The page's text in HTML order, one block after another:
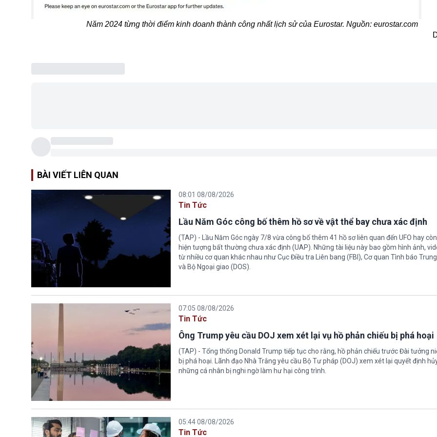
Năm 2024 từng thời điểm kinh doanh thành công nhất lịch sử của Eurostar. Nguồn: eurostar.com
BÀI VIẾT LIÊN QUAN
08:01 08/08/2026
Tin Tức
Lầu Năm Góc công bố thêm hồ sơ về vật thể bay chưa xác định
(TAP) - Lầu Năm Góc ngày 7/8 vừa công bố thêm 41 hồ sơ liên quan đến UFO hay
hiện tượng bất thường chưa xác định (UAP). Những tài liệu này bao gồm hình ảnh,
từ nhiều cơ quan khác nhau như Cục Điều tra Liên bang (FBI), Cơ quan Tình báo
và Bộ Ngoại giao (DOS).
07:05 08/08/2026
Tin Tức
Ông Trump yêu cầu DOJ xem xét lại vụ hồ phản chiếu bị phá hoại
(TAP) - Tổng thống Donald Trump tiếp tục cho rằng, hồ phản chiếu trước Đài tưởng
bị phá hoại. Lãnh đạo Nhà Trắng yêu cầu Bộ Tư pháp (DOJ) xem xét lại quyết định
những cá nhân bị nghi ngờ làm hư hại công trình.
05:44 08/08/2026
Tin Tức